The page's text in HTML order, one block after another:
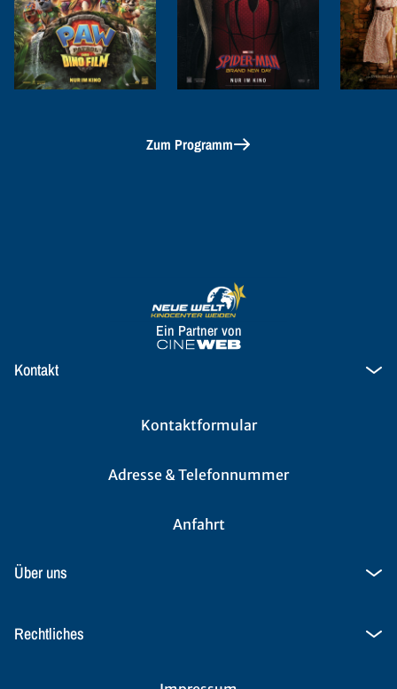
Zum Programm
Ein Partner von
Kontakt
Kontaktformular
Adresse & Telefonnummer
Anfahrt
Über uns
Rechtliches